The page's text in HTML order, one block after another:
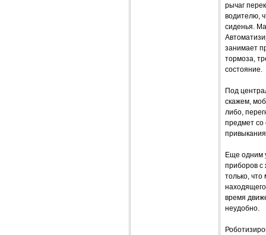
рычаг
водителю,
сиденья.
занимает
тормоза,
состояние.
Под
скажем,
либо,
предмет со
Еще одним
приборов с
только,
время
неудобно.